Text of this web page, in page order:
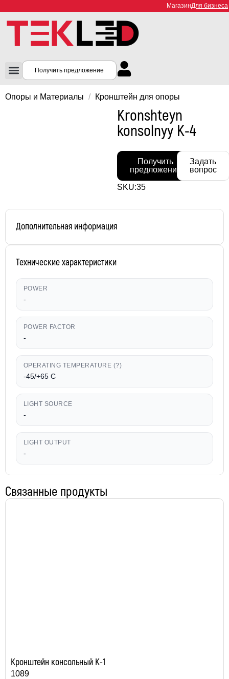
МагазинДля бизнеса
Получить предложение
Опоры и Материалы / Кронштейн для опоры
Kronshteyn
konsolnyy K-4
Получить
предложение
Задать
вопрос
SKU:35
Дополнительная информация
Технические характеристики
POWER
-
POWER FACTOR
-
OPERATING TEMPERATURE (?)
-45/+65 C
LIGHT SOURCE
-
LIGHT OUTPUT
-
Связанные продукты
Кронштейн консольный К-1
1089